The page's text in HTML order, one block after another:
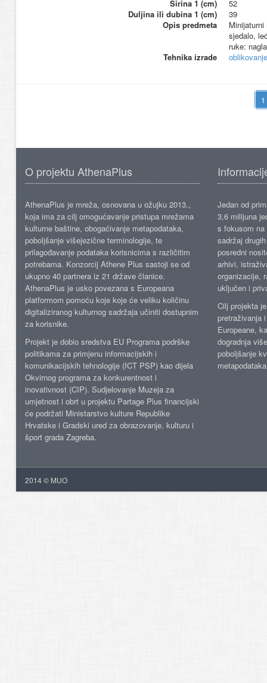
Širina 1 (cm)
52
Duljina ili dubina 1 (cm)
39
Opis predmeta
sjedalo,
ruke:
Tehnika izrade
O projektu AthenaPlus
AthenaPlus je mreža, osnovana u ožujku 2013.,
koja ima za cilj omogućavanje pristupa mrežama
kulturne baštine, obogaćivanje metapodataka,
poboljšanje višejezične terminologije, te
prilagođavanje podataka korisnicima s različitim
potrebama. Konzorcij Athene Plus sastoji se od
ukupno 40 partnera iz 21 države članice.
AthenaPlus je usko povezana s Europeana
platformom pomoću koje koje će veliku količinu
digitaliziranog kulturnog sadržaja učiniti dostupnim
za korisnike.
Projekt je dobio sredstva EU Programa podrške
politikama za primjenu informacijskih i
komunikacijskih tehnologije (ICT PSP) kao dijela
Okvirnog programa za konkurentnost i
inovativnost (CIP). Sudjelovanje Muzeja za
umjetnost i obrt u projektu Partage Plus financijski
će podržati Ministarstvo kulture Republike
Hrvatske i Gradski ured za obrazovanje, kulturu i
šport grada Zagreba.
Jedan od
3,6 milijuna
s fokusom
sadržaj
posredni
arhivi,
organizacije,
uključen i
Cilj projekta
pretraživanja
Europeane,
dogradnja
poboljšanje
2014 © MUO